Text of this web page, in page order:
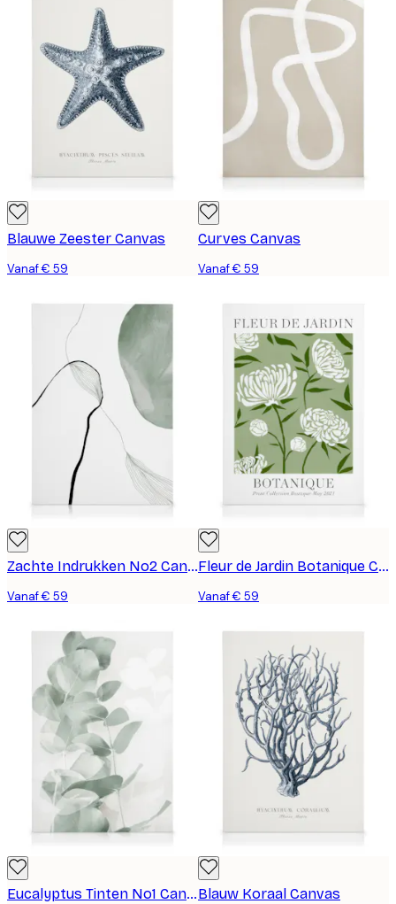
Blauwe Zeester Canvas
Vanaf € 59
Curves Canvas
Vanaf € 59
Zachte Indrukken No2 Canvas
Vanaf € 59
Fleur de Jardin Botanique Canvas
Vanaf € 59
Eucalyptus Tinten No1 CanvasBlauw Koraal Canvas